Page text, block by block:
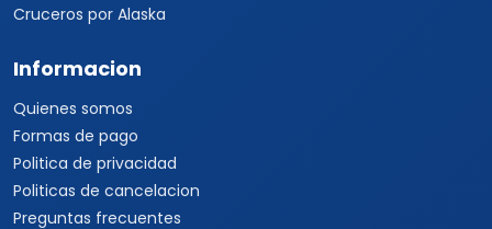
Cruceros por Alaska
Informacion
Quienes somos
Formas de pago
Politica de privacidad
Politicas de cancelacion
Preguntas frecuentes